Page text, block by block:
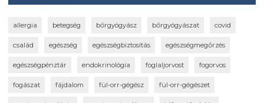
allergia betegség bőrgyógyász bőrgyógyászat covid
család egészség egészségbiztosítás egészségmegőrzés
egészségpénztár endokrinológia foglaljorvost fogorvos
fogászat fájdalom fül-orr-gégész fül-orr-gégészet